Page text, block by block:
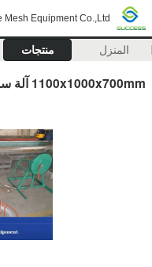
Mesh Equipment Co.,Ltd
المنزل منتجات
1100x1000x700mm آلة سلك الحلاقة لأداء إنتاج السياج الأمني